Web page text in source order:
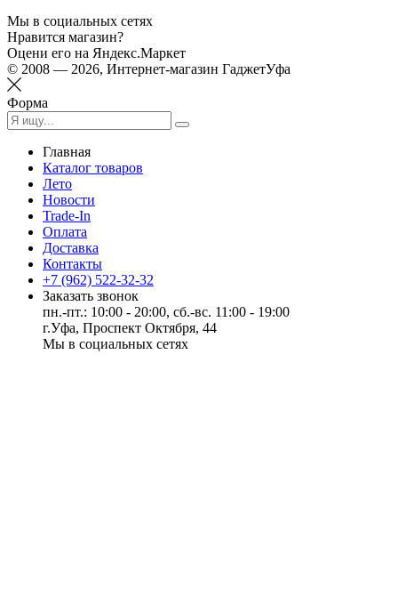
Мы в социальных сетях
Нравится магазин?
Оцени его на Яндекс.Маркет
© 2008 — 2026, Интернет-магазин ГаджетУфа
Форма
Главная
Каталог товаров
Лето
Новости
Trade-In
Оплата
Доставка
Контакты
+7 (962) 522-32-32
Заказать звонок
пн.-пт.: 10:00 - 20:00, сб.-вс. 11:00 - 19:00
г.Уфа, Проспект Октября, 44
Мы в социальных сетях